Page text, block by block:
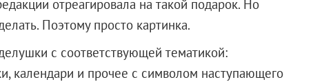
отреагировала на такой подарок. Но
Поэтому просто картинка.
с соответствующей тематикой:
календари и прочее с символом наступающего